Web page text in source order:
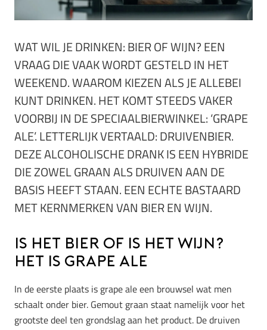
WAT WIL JE DRINKEN: BIER OF WIJN? EEN
VRAAG DIE VAAK WORDT GESTELD IN HET
WEEKEND. WAAROM KIEZEN ALS JE ALLEBEI
KUNT DRINKEN. HET KOMT STEEDS VAKER
VOORBIJ IN DE SPECIAALBIERWINKEL: ‘GRAPE
ALE’. LETTERLIJK VERTAALD: DRUIVENBIER.
DEZE ALCOHOLISCHE DRANK IS EEN HYBRIDE
DIE ZOWEL GRAAN ALS DRUIVEN AAN DE
BASIS HEEFT STAAN. EEN ECHTE BASTAARD
MET KERNMERKEN VAN BIER EN WIJN.
Is het bier of is het wijn?
Het is Grape Ale
In de eerste plaats is grape ale een brouwsel wat men
schaalt onder bier. Gemout graan staat namelijk voor het
grootste deel ten grondslag aan het product. De druiven